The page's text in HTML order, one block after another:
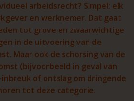
arbeidsrecht? Simpel: elk
en werknemer. Dat gaat
tot grove en zwaarwichtige
in de uitvoering van de
Maar ook de schorsing van de
(bijvoorbeeld in geval van
of ontslag om dringende
tot deze categorie.